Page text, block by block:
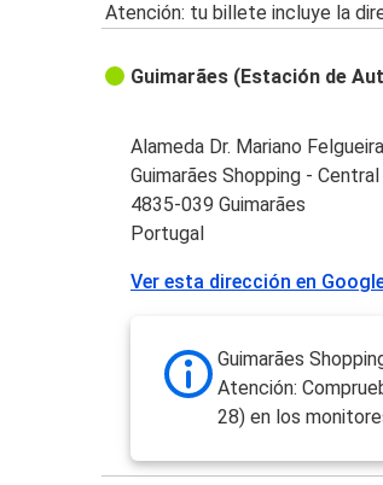
Atención: tu billete incluye la
Guimarães (Estación de
Alameda Dr. Mariano
Guimarães Shopping -
4835-039 Guimarães
Portugal
Ver esta dirección en
Guimarães
Atención:
28) en los